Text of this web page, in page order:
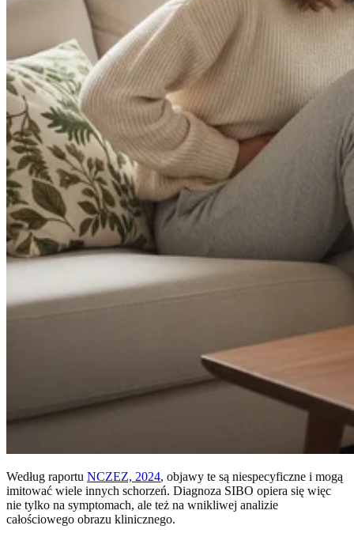
Według raportu NCZEZ, 2024, objawy te są niespecyficzne i mogą
imitować wiele innych schorzeń. Diagnoza SIBO opiera się więc
nie tylko na symptomach, ale też na wnikliwej analizie
całościowego obrazu klinicznego.